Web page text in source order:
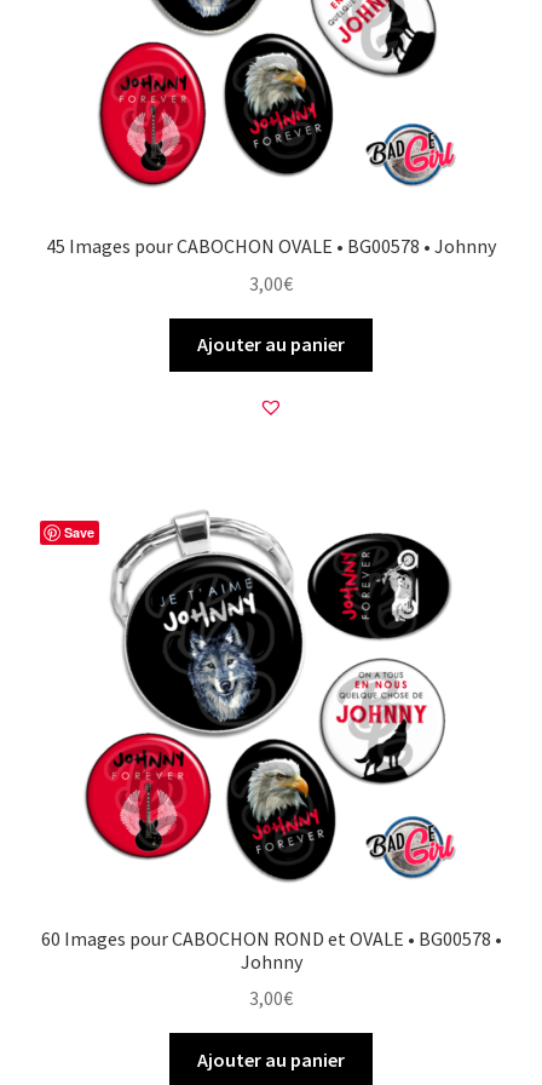
Mon compte
Wishlist
Panier
45 Images pour CABOCHON OVALE • BG00578 • Johnny
3,00€
Ajouter au panier
Save
60 Images pour CABOCHON ROND et OVALE • BG00578 •
Johnny
3,00€
Ajouter au panier